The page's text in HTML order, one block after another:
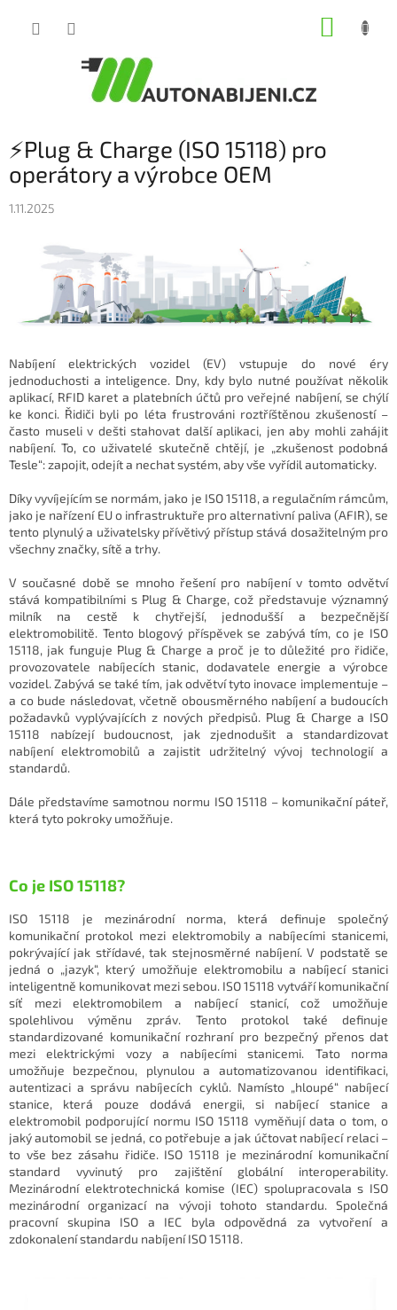
⚡Plug & Charge (ISO 15118) pro
operátory a výrobce OEM
1.11.2025
Nabíjení elektrických vozidel (EV) vstupuje do nové éry
jednoduchosti a inteligence. Dny, kdy bylo nutné používat několik
aplikací, RFID karet a platebních účtů pro veřejné nabíjení, se chýlí
ke konci. Řidiči byli po léta frustrováni roztříštěnou zkušeností –
často museli v dešti stahovat další aplikaci, jen aby mohli zahájit
nabíjení. To, co uživatelé skutečně chtějí, je „zkušenost podobná
Tesle“: zapojit, odejít a nechat systém, aby vše vyřídil automaticky.
Díky vyvíjejícím se normám, jako je ISO 15118, a regulačním rámcům,
jako je nařízení EU o infrastruktuře pro alternativní paliva (AFIR), se
tento plynulý a uživatelsky přívětivý přístup stává dosažitelným pro
všechny značky, sítě a trhy.
V současné době se mnoho řešení pro nabíjení v tomto odvětví
stává kompatibilními s Plug & Charge, což představuje významný
milník na cestě k chytřejší, jednodušší a bezpečnější
elektromobilitě. Tento blogový příspěvek se zabývá tím, co je ISO
15118, jak funguje Plug & Charge a proč je to důležité pro řidiče,
provozovatele nabíjecích stanic, dodavatele energie a výrobce
vozidel. Zabývá se také tím, jak odvětví tyto inovace implementuje –
a co bude následovat, včetně obousměrného nabíjení a budoucích
požadavků vyplývajících z nových předpisů. Plug & Charge a ISO
15118 nabízejí budoucnost, jak zjednodušit a standardizovat
nabíjení elektromobilů a zajistit udržitelný vývoj technologií a
standardů.
Dále představíme samotnou normu ISO 15118 – komunikační páteř,
která tyto pokroky umožňuje.
Co je ISO 15118?
ISO 15118 je mezinárodní norma, která definuje společný
komunikační protokol mezi elektromobily a nabíjecími stanicemi,
pokrývající jak střídavé, tak stejnosměrné nabíjení. V podstatě se
jedná o „jazyk“, který umožňuje elektromobilu a nabíjecí stanici
inteligentně komunikovat mezi sebou. ISO 15118 vytváří komunikační
síť mezi elektromobilem a nabíjecí stanicí, což umožňuje
spolehlivou výměnu zpráv. Tento protokol také definuje
standardizované komunikační rozhraní pro bezpečný přenos dat
mezi elektrickými vozy a nabíjecími stanicemi. Tato norma
umožňuje bezpečnou, plynulou a automatizovanou identifikaci,
autentizaci a správu nabíjecích cyklů. Namísto „hloupé“ nabíjecí
stanice, která pouze dodává energii, si nabíjecí stanice a
elektromobil podporující normu ISO 15118 vyměňují data o tom, o
jaký automobil se jedná, co potřebuje a jak účtovat nabíjecí relaci –
to vše bez zásahu řidiče. ISO 15118 je mezinárodní komunikační
standard vyvinutý pro zajištění globální interoperability.
Mezinárodní elektrotechnická komise (IEC) spolupracovala s ISO
mezinárodní organizací na vývoji tohoto standardu. Společná
pracovní skupina ISO a IEC byla odpovědná za vytvoření a
zdokonalení standardu nabíjení ISO 15118.